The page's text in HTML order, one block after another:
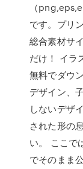
（
です。プリ
総合素材サ
だけ！ イラ
無料でダウ
デザイン、
しないデザ
された形の
い。 ここで
でそのまま